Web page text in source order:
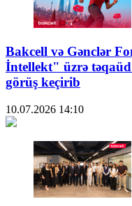
Bakcell və Gənclər
İntellekt" üzrə
görüş keçirib
10.07.2026 14:10